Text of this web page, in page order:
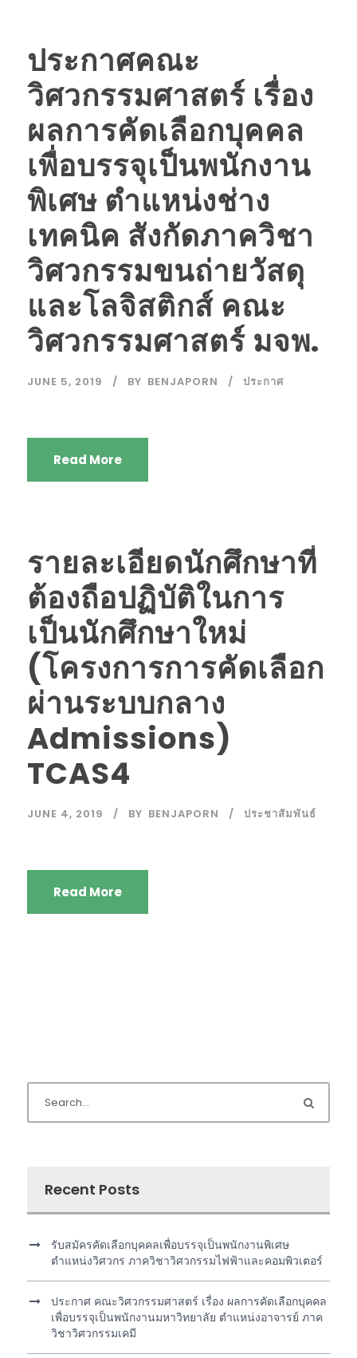
ประกาศคณะ
วิศวกรรมศาสตร์ เรื่อง
ผลการคัดเลือกบุคคล
เพื่อบรรจุเป็นพนักงาน
พิเศษ ตำแหน่งช่าง
เทคนิค สังกัดภาควิชา
วิศวกรรมขนถ่ายวัสดุ
และโลจิสติกส์ คณะ
วิศวกรรมศาสตร์ มจพ.
JUNE 5, 2019 BY BENJAPORN ประกาศ
Read More
รายละเอียดนักศึกษาที่
ต้องถือปฏิบัติในการ
เป็นนักศึกษาใหม่
(โครงการการคัดเลือก
ผ่านระบบกลาง
Admissions)
TCAS4
JUNE 4, 2019 BY BENJAPORN ประชาสัมพันธ์
Read More
Recent Posts
รับสมัครคัดเลือกบุคคลเพื่อบรรจุเป็นพนักงานพิเศษ
ตำแหน่งวิศวกร ภาควิชาวิศวกรรมไฟฟ้าและคอมพิวเตอร์
ประกาศ คณะวิศวกรรมศาสตร์ เรื่อง ผลการคัดเลือกบุคคล
เพื่อบรรจุเป็นพนักงานมหาวิทยาลัย ตำแหน่งอาจารย์ ภาค
วิชาวิศวกรรมเคมี